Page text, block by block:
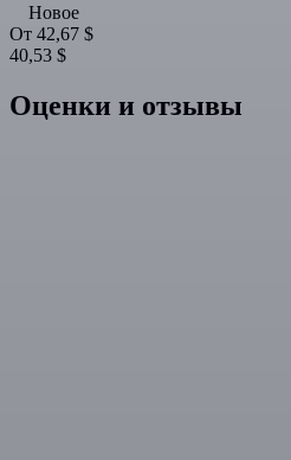
Новое
От 42,67 $
40,53 $
Оценки и отзывы